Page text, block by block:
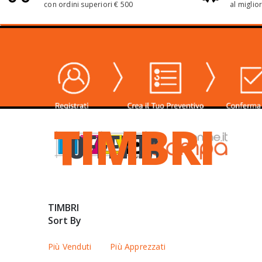
con ordini superiori € 500 al
OFFERTA
TIMBRI
TIMBRI
Sort By
Più Venduti Più Apprezzati